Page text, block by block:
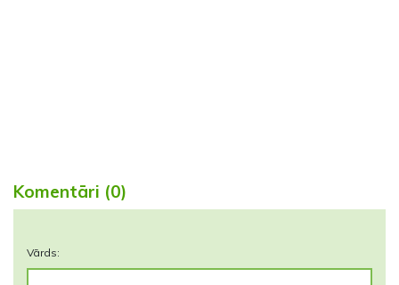
Komentāri (0)
Vārds: